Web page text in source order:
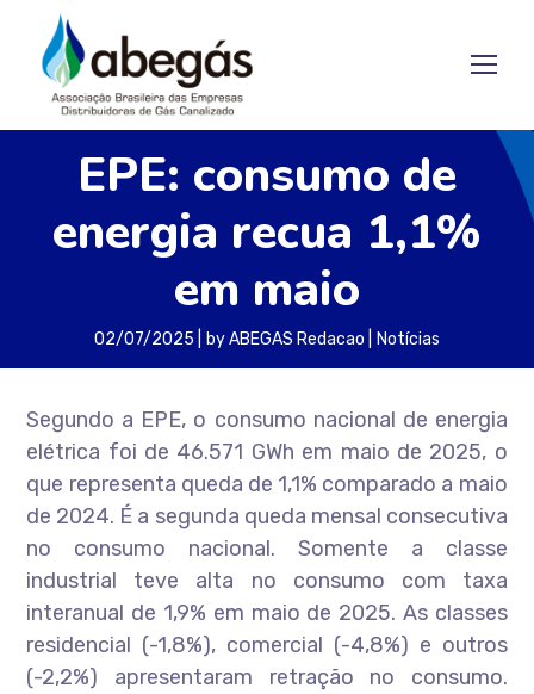
EPE: consumo de
energia recua 1,1%
em maio
02/07/2025 byABEGAS Redacao Notícias
Segundo a EPE, o consumo nacional de energia
elétrica foi de 46.571 GWh em maio de 2025, o
que representa queda de 1,1% comparado a maio
de 2024. É a segunda queda mensal consecutiva
no consumo nacional. Somente a classe
industrial teve alta no consumo com taxa
interanual de 1,9% em maio de 2025. As classes
residencial (-1,8%), comercial (-4,8%) e outros
(-2,2%) apresentaram retração no consumo.